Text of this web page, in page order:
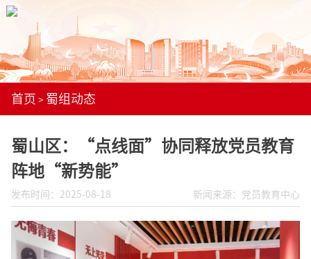
首页 > 蜀组动态
蜀山区：“点线面”协同释放党员教育
阵地“新势能”
发布时间：2025-08-18 新闻来源：党员教育中心